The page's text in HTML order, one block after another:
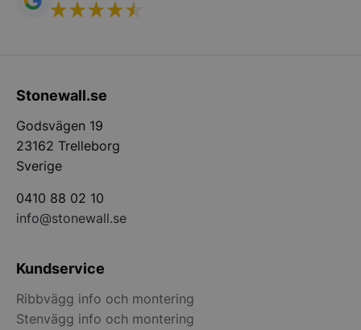
Stonewall.se
Godsvägen 19
23162 Trelleborg
Sverige
0410 88 02 10
info@stonewall.se
Kundservice
Ribbvägg info och montering
Stenvägg info och montering
__lc_cst
wp_woocommerce_session_[abcdef0123456789]
{32}